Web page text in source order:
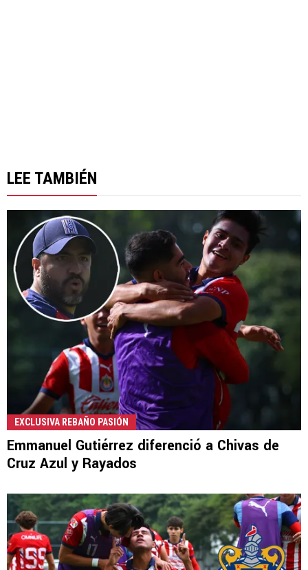
LEE TAMBIÉN
EXCLUSIVA REBAÑO PASIÓN
Emmanuel Gutiérrez diferenció a Chivas de
Cruz Azul y Rayados